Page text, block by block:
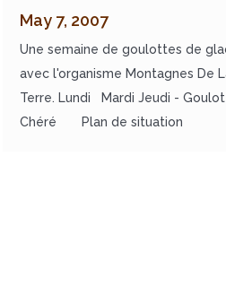
May 7, 2007
Une semaine de goulottes de
avec l'organisme Montagnes De
Terre. Lundi Mardi Jeudi -
Chéré Plan de situation